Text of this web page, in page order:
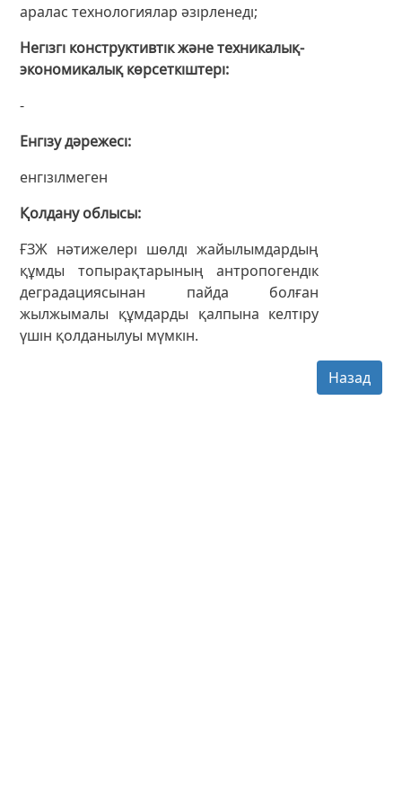
аралас технологиялар әзірленеді;
Негізгі конструктивтік және техникалық-
экономикалық көрсеткіштері
-
Енгізу дәрежесі
енгізілмеген
Қолдану облысы
ҒЗЖ нәтижелері шөлді жайылымдардың
құмды топырақтарының антропогендік
деградациясынан пайда болған
жылжымалы құмдарды қалпына келтіру
үшін қолданылуы мүмкін.
Назад